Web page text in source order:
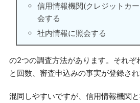
信用情報機関(クレジットカ
会する
社内情報に照会する
の2つの調査方法があります。それぞ
と回数、審査申込みの事実が登録され
混同しやすいですが、信用情報機関